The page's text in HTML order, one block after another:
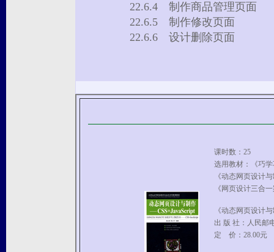
22.6.4 制作商品管理页面
22.6.5 制作修改页面
22.6.6 设计删除页面
课时数：25
选用教材：《巧学
《动态网页设计
《网页设计三合
《动态网页设计
出 版 社：人民邮
定 价：28.00元